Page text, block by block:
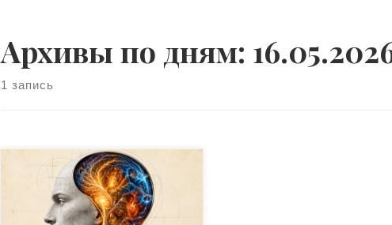
Архивы по дням:
1 запись
В 1841 году шотландский
журналист Чарльз Маккей
опубликовал книгу о массовых